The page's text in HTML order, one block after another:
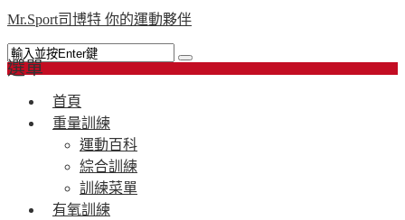
Mr.Sport司博特 你的運動夥伴
選單
首頁
重量訓練
運動百科
綜合訓練
訓練菜單
有氧訓練